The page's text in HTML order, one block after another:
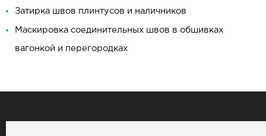
Затирка швов плинтусов и наличников
Маскировка соединительных швов в обшивках
вагонкой и перегородках